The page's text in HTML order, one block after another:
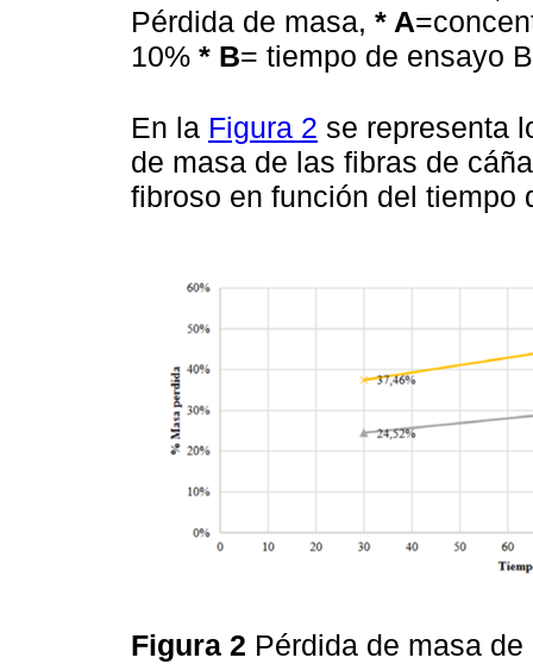
Pérdida de masa, * A
10% * B= tiempo de ensayo
En la Figura 2 se representa
de masa de las fibras de
fibroso en función del tiempo
Figura 2 Pérdida de masa